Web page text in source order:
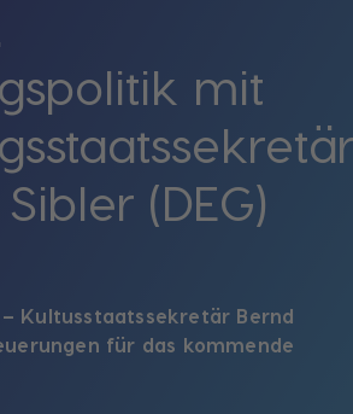
mit
(DEG)
Kultusstaatssekretär Bernd
für das kommende